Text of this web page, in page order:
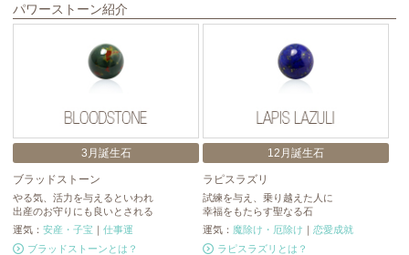
パワーストーン紹介
3月誕生石
ブラッドストーン
やる気、活力を与えるといわれ
出産のお守りにも良いとされる
運気： 安産・子宝 ｜ 仕事運
ブラッドストーンとは？
12月誕生石
ラピスラズリ
試練を与え、乗り越えた人に
幸福をもたらす聖なる石
運気： 魔除け・厄除け ｜恋愛成就
ラピスラズリとは？